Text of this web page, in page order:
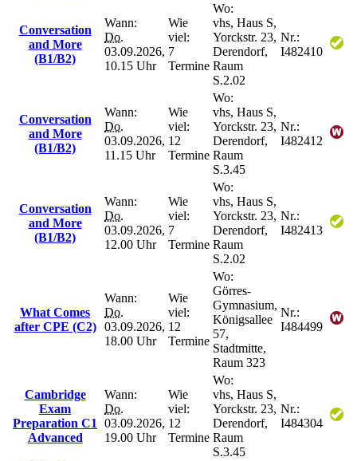
Conversation
and More
(B1/B2)
Wann:
Do.
03.09.2026,
10.15 Uhr
Wie
viel:
7
Termine
Wo:
vhs, Haus S,
Yorckstr. 23,
Derendorf,
Raum
S.2.02
Nr.:
I482410
Conversation
and More
(B1/B2)
Wann:
Do.
03.09.2026,
11.15 Uhr
Wie
viel:
12
Termine
Wo:
vhs, Haus S,
Yorckstr. 23,
Derendorf,
Raum
S.3.45
Nr.:
I482412
Conversation
and More
(B1/B2)
Wann:
Do.
03.09.2026,
12.00 Uhr
Wie
viel:
7
Termine
Wo:
vhs, Haus S,
Yorckstr. 23,
Derendorf,
Raum
S.2.02
Nr.:
I482413
What Comes
after CPE (C2)
Wann:
Do.
03.09.2026,
18.00 Uhr
Wie
viel:
12
Termine
Wo:
Görres-
Gymnasium,
Königsallee
57,
Stadtmitte,
Raum 323
Nr.:
I484499
Cambridge
Exam
Preparation C1
Advanced
Wann:
Do.
03.09.2026,
19.00 Uhr
Wie
viel:
12
Termine
Wo:
vhs, Haus S,
Yorckstr. 23,
Derendorf,
Raum
S.3.45
Nr.:
I484304